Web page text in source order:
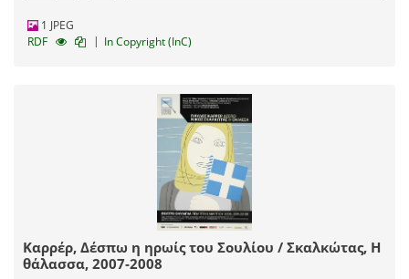
1 JPEG
RDF
| In Copyright (InC)
Καρρέρ, Δέσπω η ηρωίς του Σουλίου / Σκαλκώτας, Η
θάλασσα, 2007-2008